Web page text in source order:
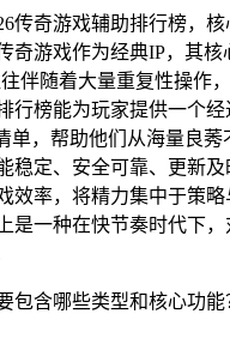
传奇游戏辅助排行榜，
奇游戏作为经典IP，其核
伴随着大量重复性操作
行榜能为玩家提供一个经
单，帮助他们从海量良莠
稳定、安全可靠、更新及
效率，将精力集中于策
是一种在快节奏时代下
包含哪些类型和核心功能